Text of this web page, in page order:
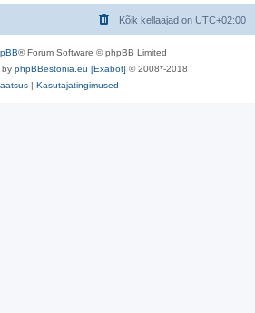
Kõik kellaajad on UTC+02:00
® Forum Software © phpBB Limited
by phpBBestonia.eu [Exabot] © 2008*-2018
| Kasutajatingimused